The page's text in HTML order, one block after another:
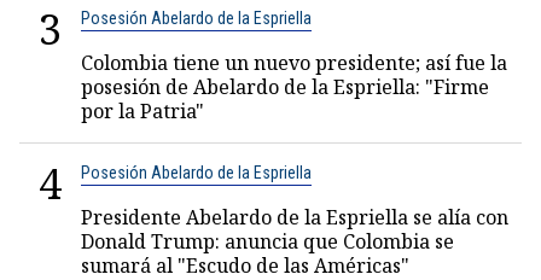
3 Posesión Abelardo de la Espriella
Colombia tiene un nuevo presidente; así fue la
posesión de Abelardo de la Espriella: "Firme
por la Patria"
4 Posesión Abelardo de la Espriella
Presidente Abelardo de la Espriella se alía con
Donald Trump: anuncia que Colombia se
sumará al "Escudo de las Américas"